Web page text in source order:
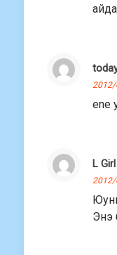
2012/
ene
L Girl
2012/
Энэ